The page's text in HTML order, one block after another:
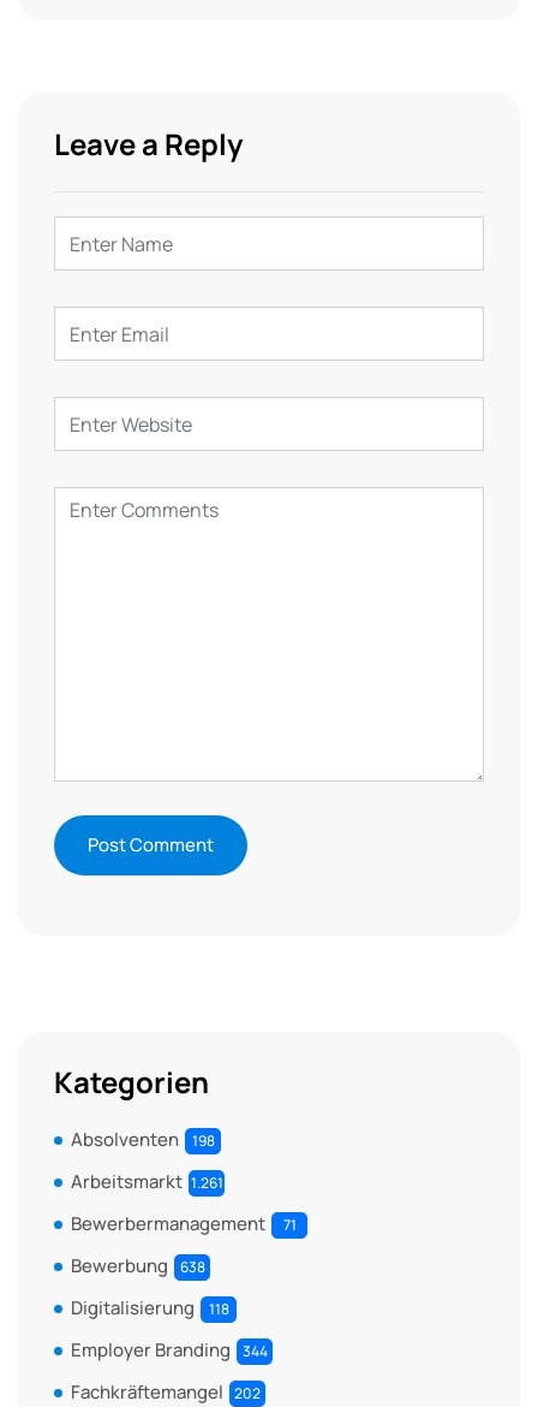
Leave a Reply
Kategorien
Absolventen 198
Arbeitsmarkt 1.261
Bewerbermanagement 71
Bewerbung 638
Digitalisierung 118
Employer Branding 344
Fachkräftemangel 202